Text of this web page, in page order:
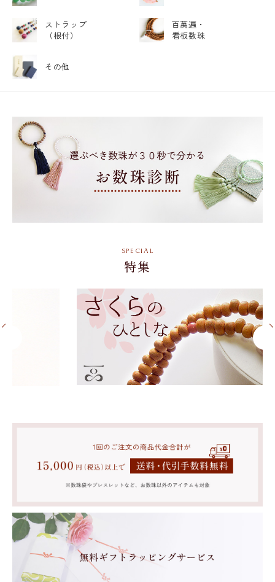
ストラップ
（根付）
百萬遍・
看板数珠
その他
特集